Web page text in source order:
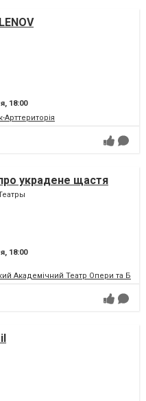
18:00
украдене щастя
18:00
Академічний Театр Опери та